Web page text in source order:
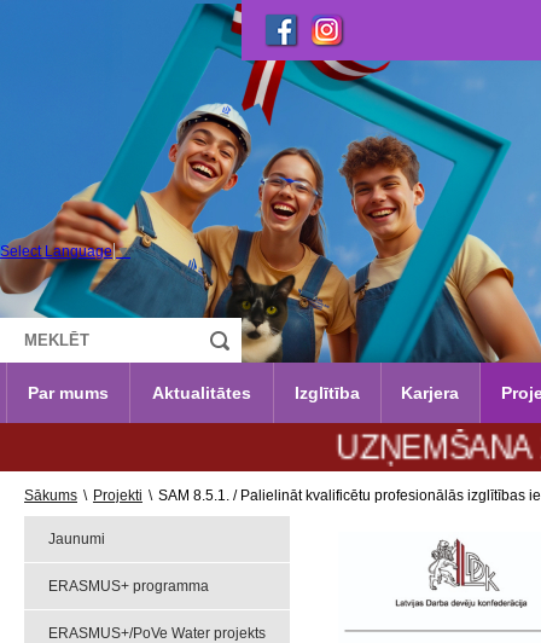
Select Language ▼
Par mums Aktualitātes Izglītība Karjera
UZŅEMŠANA 2026./
Sākums \ Projekti \ SAM 8.5.1. / Palielināt kvalificētu profesionālās izglītības
Jaunumi
ERASMUS+ programma
ERASMUS+/PoVe Water projekts